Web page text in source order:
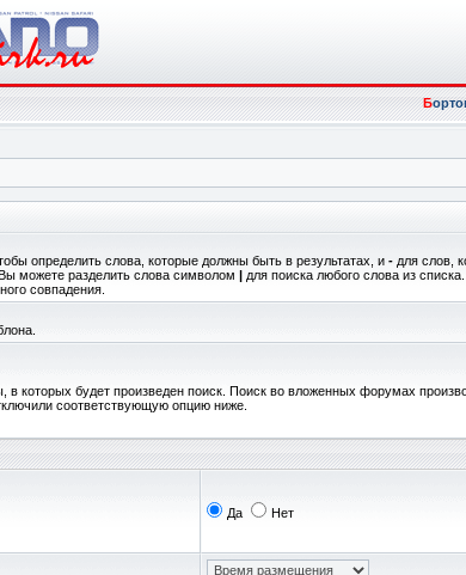
Б
определить слова, которые должны быть в результатах, и - для слов,
можете разделить слова символом | для поиска любого слова из
совпадения.
которых будет произведен поиск. Поиск во вложенных форумах
соответствующую опцию ниже.
Да Нет